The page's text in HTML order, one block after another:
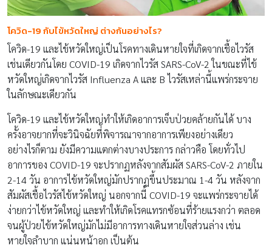
โควิด-19 กับไข้หวัดใหญ่ ต่างกันอย่างไร?
โควิด-19 และไข้หวัดใหญ่เป็นโรคทางเดินหายใจที่เกิดจากเชื้อไวรัส
เช่นเดียวกันโดย COVID-19 เกิดจากไวรัส SARS-CoV-2 ในขณะที่ไข้
หวัดใหญ่เกิดจากไวรัส Influenza A และ B ไวรัสเหล่านี้แพร่กระจาย
ในลักษณะเดียวกัน
โควิด-19 และไข้หวัดใหญ่ทำให้เกิดอาการเจ็บป่วยคล้ายกันได้ บาง
ครั้งอาจยากที่จะวินิจฉัยที่พิจารณาจากอาการเพียงอย่างเดียว
อย่างไรก็ตาม ยังมีความแตกต่างบางประการ กล่าวคือ โดยทั่วไป
อาการของ COVID-19 จะปรากฏหลังจากสัมผัส SARS-CoV-2 ภายใน
2-14 วัน อาการไข้หวัดใหญ่มักปรากฏขึ้นประมาณ 1-4 วัน หลังจาก
สัมผัสเชื้อไวรัสไข้หวัดใหญ่ นอกจากนี้ COVID-19 จะแพร่กระจายได้
ง่ายกว่าไข้หวัดใหญ่ และทำให้เกิดโรคแทรกซ้อนที่ร้ายแรงกว่า ตลอด
จนผู้ป่วยไข้หวัดใหญ่มักไม่มีอาการทางเดินหายใจส่วนล่าง เช่น
หายใจลำบาก แน่นหน้าอก เป็นต้น